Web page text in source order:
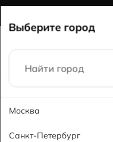
Главная Каталог 59x59
Выберите город
Москва
Санкт-Петербург